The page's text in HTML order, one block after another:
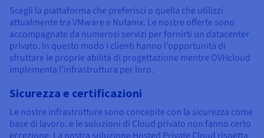
Scegli la piattaforma che preferisci o quella che utilizzi
attualmente tra VMware e Nutanix. Le nostre offerte sono
accompagnate da numerosi servizi per fornirti un datacenter
privato. In questo modo i clienti hanno l’opportunità di
sfruttare le proprie abilità di progettazione mentre OVHcloud
implementa l’infrastruttura per loro.
Sicurezza e certificazioni
Le nostre infrastrutture sono concepite con la sicurezza come
base di lavoro. e le soluzioni di Cloud privato non fanno certo